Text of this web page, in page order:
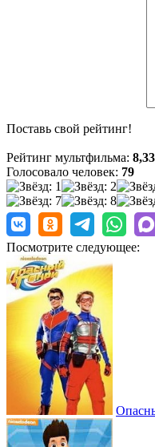
Поставь свой рейтинг!
Рейтинг мультфильма: 8,33
Голосовало человек: 79
Посмотрите следующее: